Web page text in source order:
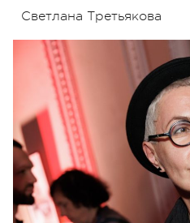
Светлана Третьякова